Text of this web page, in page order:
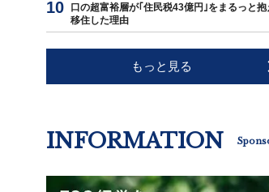
口の超富裕層が｢住民税43億円｣をまるっと抱
移住した理由
もっと見る
INFORMATION